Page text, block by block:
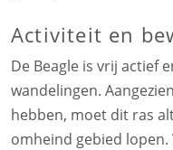
Activiteit en
De Beagle is vrij actief
wandelingen.
hebben, moet dit ras
omheind gebied